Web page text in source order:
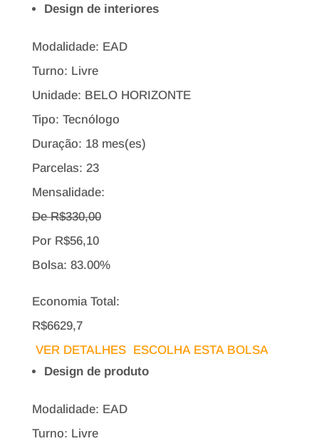
Design de interiores
Modalidade: EAD
Turno: Livre
Unidade: BELO HORIZONTE
Tipo: Tecnólogo
Duração: 18 mes(es)
Parcelas: 23
Mensalidade:
De R$330,00
Por R$56,10
Bolsa: 83.00%
Economia Total:
R$6629,7
VER DETALHES ESCOLHA ESTA BOLSA
Design de produto
Modalidade: EAD
Turno: Livre